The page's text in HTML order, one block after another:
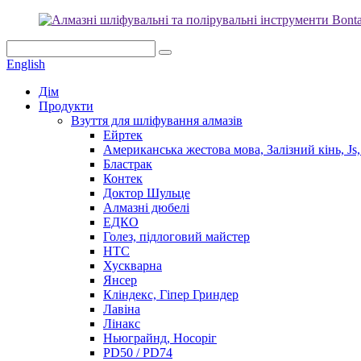
English
Дім
Продукти
Взуття для шліфування алмазів
Ейртек
Американська жестова мова, Залізний кінь, Js,
Бластрак
Контек
Доктор Шульце
Алмазні дюбелі
ЕДКО
Голез, підлоговий майстер
HTC
Хускварна
Янсер
Кліндекс, Гіпер Гриндер
Лавіна
Лінакс
Ньюграйнд, Носоріг
PD50 / PD74